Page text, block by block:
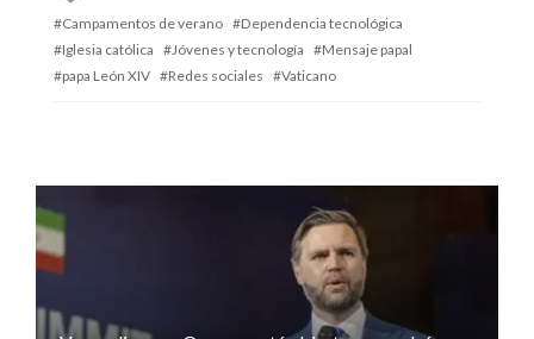
Campamentos de verano
Dependencia tecnológica
Iglesia católica
Jóvenes y tecnología
Mensaje papal
papa León XIV
Redes sociales Vaticano